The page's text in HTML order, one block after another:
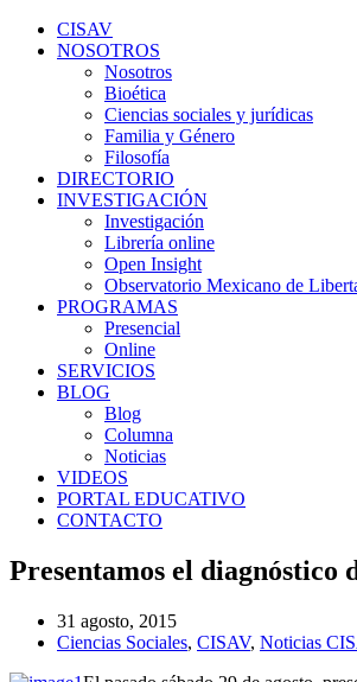
CISAV
NOSOTROS
Nosotros
Bioética
Ciencias sociales y jurídicas
Familia y Género
Filosofía
DIRECTORIO
INVESTIGACIÓN
Investigación
Librería online
Open Insight
Observatorio Mexicano de
PROGRAMAS
Presencial
Online
SERVICIOS
BLOG
Blog
Columna
Noticias
VIDEOS
PORTAL EDUCATIVO
CONTACTO
Presentamos el diagnóstico
31 agosto, 2015
Ciencias Sociales, CISAV, Noticias